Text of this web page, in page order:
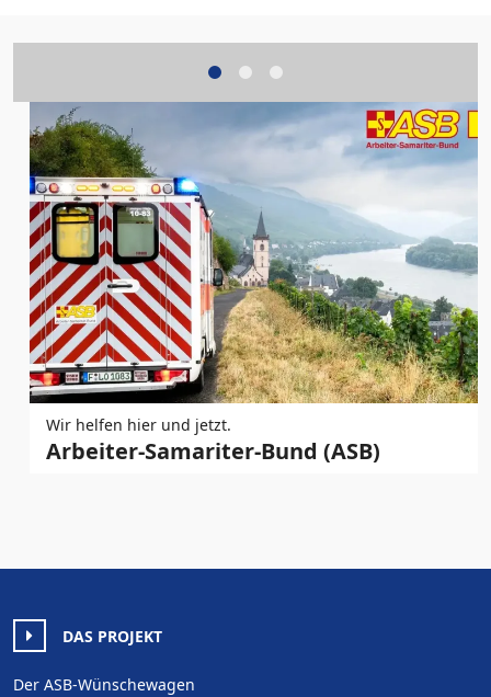
Wir helfen hier und jetzt.
Arbeiter-Samariter-Bund (ASB)
DAS PROJEKT
Der ASB-Wünschewagen